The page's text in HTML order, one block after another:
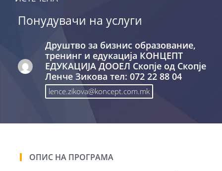
Понудувачи на услуги
Друштво за бизнис образование,
тренинг и едукација КОНЦЕПТ
ЕДУКАЦИЈА ДООЕЛ Скопје од Скопје
Ленче Зикова тел: 072 22 88 04
lence.zikova@koncept.com.mk
ОПИС НА ПРОГРАМА